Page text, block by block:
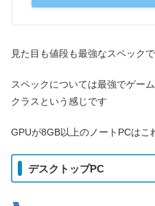
見た目も値段も最強なスペック
スペックについては最強でゲー
クラスという感じです
GPUが8GB以上のノートPCはこ
デスクトップPC